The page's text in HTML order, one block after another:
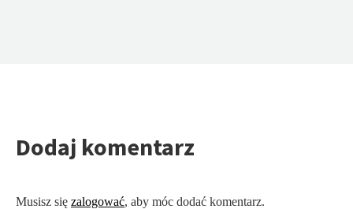
Dodaj komentarz
Musisz się zalogować, aby móc dodać komentarz.